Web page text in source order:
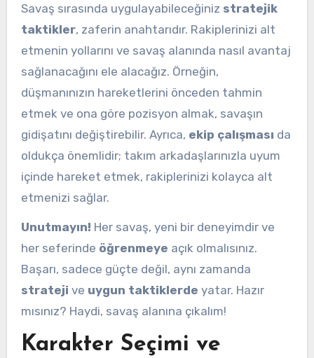
Savaş sırasında uygulayabileceğiniz stratejik
taktikler, zaferin anahtarıdır. Rakiplerinizi alt
etmenin yollarını ve savaş alanında nasıl avantaj
sağlanacağını ele alacağız. Örneğin,
düşmanınızın hareketlerini önceden tahmin
etmek ve ona göre pozisyon almak, savaşın
gidişatını değiştirebilir. Ayrıca, ekip çalışması da
oldukça önemlidir; takım arkadaşlarınızla uyum
içinde hareket etmek, rakiplerinizi kolayca alt
etmenizi sağlar.
Unutmayın! Her savaş, yeni bir deneyimdir ve
her seferinde öğrenmeye açık olmalısınız.
Başarı, sadece güçte değil, aynı zamanda
strateji ve uygun taktiklerde yatar. Hazır
mısınız? Haydi, savaş alanına çıkalım!
Karakter Seçimi ve